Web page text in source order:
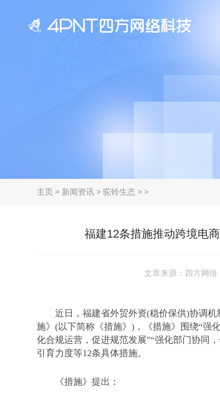
主页 > 新闻资讯 > 驼铃生态 > >
福建12条措施推动跨境电
文章来源：四方网
近日，福建省外贸外资(稳价保供)协调
施》(以下简称《措施》)，《措施》围绕“强
化合规运营，促进规范发展”“强化部门协同
引育力度等12条具体措施。
《措施》提出：